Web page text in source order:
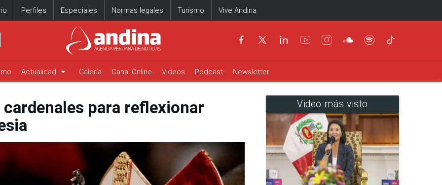
Perfiles Especiales Normas legales Turismo Vive Andina
Actualidad arrow_drop_down Galería Canal Online Videos Podcast Newsletter
para reflexionar
Video más visto